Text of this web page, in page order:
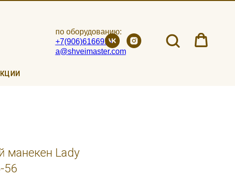
по оборудованию:
+7(906)6166951
a@shveimaster.com
манекен Lady
56